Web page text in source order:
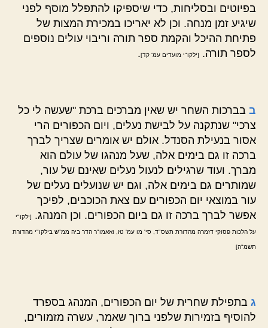
בפיוטים ובסליחות, כדי שיספיקו להתפלל מוסף לפני
שיגיע זמן מנחה. וכן לא יאריכו במכירת המצות של
פתיחת ההיכל והקמת ספר תורה וריבוי עולים נוספים
לספר תורה.
[ילקו"י מועדים עמ' קד].
ב בברכות השחר יש שאין מברכים ברכת "שעשה לי כל
צרכי" שנתקנה על לבישת נעלים, ויום הכפורים הרי
אסור בנעילת הסנדל. אולם יש אומרים שצריך לברך
ברכה זו גם בימים אלה, שעל מנהגו של עולם הוא
מברך. ועוד שרגילים לנעול נעלים שאינם של עור,
שמותרים גם בימים אלה, וגם יש שנועלים נעלים של
עור במוצאי יום הכפורים עם צאת הכוכבים, לפיכך
אפשר לברך ברכה זו גם ביום הכפורים. וכן המנהג.
[ילקו"י
על הלכות פסוקי דזמרה מהדורת תשס"ד, סי' מו עמ' טז, ואאמו"ר הדר ביה ממ"ש בילקו"י מהדורת
תשמ"ה]
ג בתפילת שחרית של יום הכפורים, המנהג בספרד
להוסיף בזמירות שלפני ברוך שאמר, עשרה מזמורים,